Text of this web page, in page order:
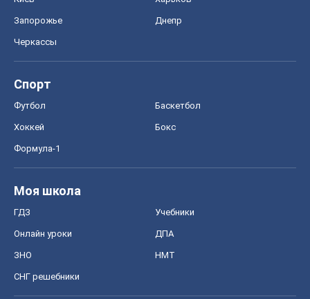
Запорожье Днепр
Черкассы
Спорт
Футбол Баскетбол
Хоккей Бокс
Формула-1
Моя школа
ГДЗ Учебники
Онлайн уроки ДПА
ЗНО НМТ
СНГ решебники